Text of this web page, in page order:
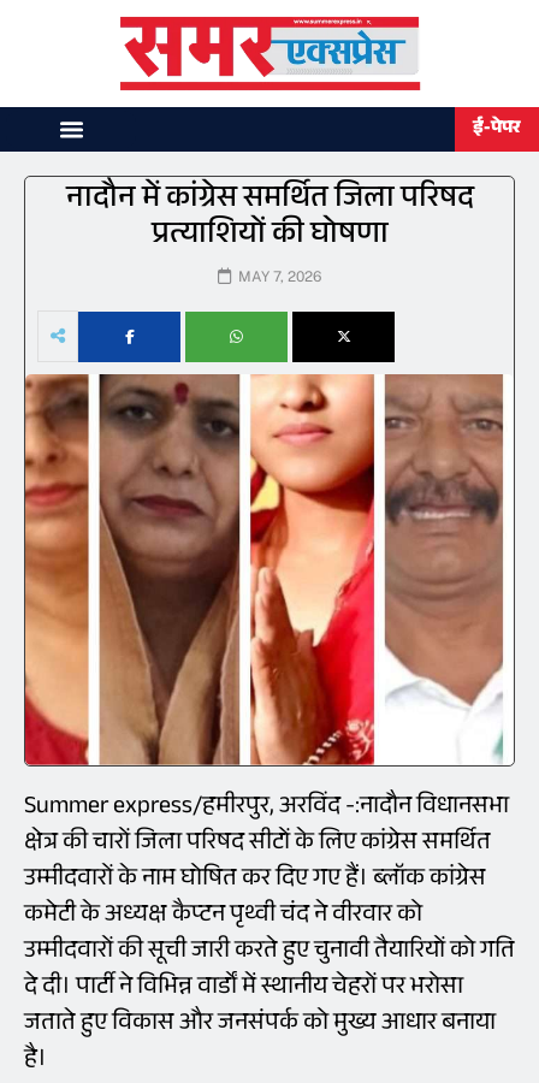
ई-पेपर
नादौन में कांग्रेस समर्थित जिला परिषद
प्रत्याशियों की घोषणा
MAY 7, 2026
Summer express/हमीरपुर, अरविंद -:नादौन विधानसभा
क्षेत्र की चारों जिला परिषद सीटों के लिए कांग्रेस समर्थित
उम्मीदवारों के नाम घोषित कर दिए गए हैं। ब्लॉक कांग्रेस
कमेटी के अध्यक्ष कैप्टन पृथ्वी चंद ने वीरवार को
उम्मीदवारों की सूची जारी करते हुए चुनावी तैयारियों को गति
दे दी। पार्टी ने विभिन्न वार्डों में स्थानीय चेहरों पर भरोसा
जताते हुए विकास और जनसंपर्क को मुख्य आधार बनाया
है।